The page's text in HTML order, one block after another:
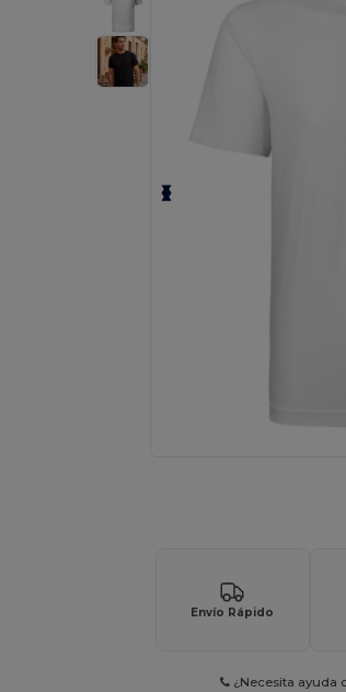
Envío Rápido
¿Necesita ayuda